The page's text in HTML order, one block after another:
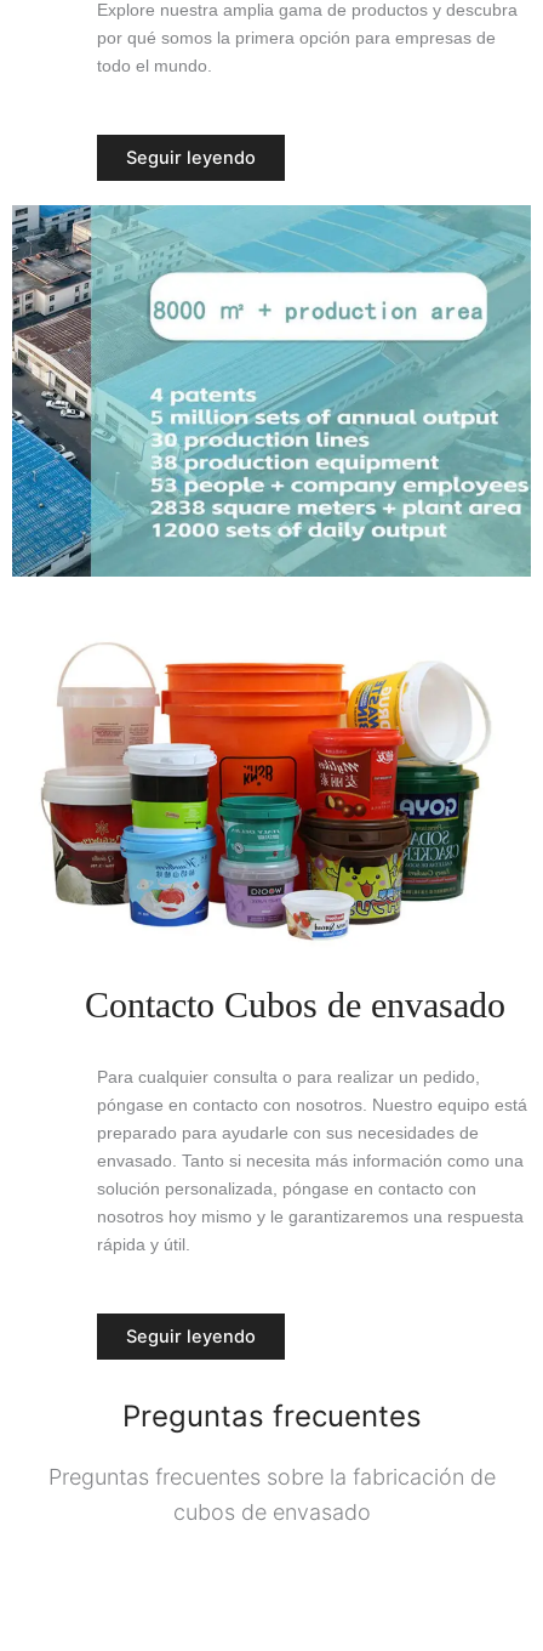
Explore nuestra amplia gama de productos y descubra
por qué somos la primera opción para empresas de
todo el mundo.
Seguir leyendo
Contacto Cubos de envasado
Para cualquier consulta o para realizar un pedido,
póngase en contacto con nosotros. Nuestro equipo está
preparado para ayudarle con sus necesidades de
envasado. Tanto si necesita más información como una
solución personalizada, póngase en contacto con
nosotros hoy mismo y le garantizaremos una respuesta
rápida y útil.
Seguir leyendo
Preguntas frecuentes
Preguntas frecuentes sobre la fabricación de
cubos de envasado